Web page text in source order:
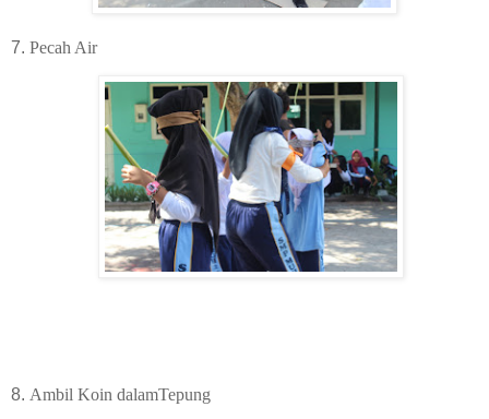
7. Pecah Air
8. Ambil Koin dalamTepung